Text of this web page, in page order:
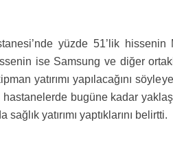
yüzde 51’lik
ise Samsung ve diğer
yatırımı yapılacağını
hastanelerde bugüne kadar
yatırımı yaptıklarını belirtti.